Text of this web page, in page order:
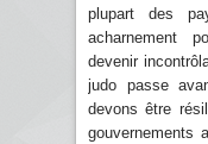
plupart des
acharnement
devenir
judo passe
devons être
gouvernements